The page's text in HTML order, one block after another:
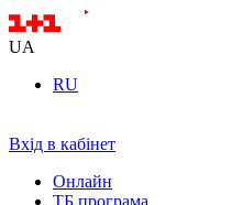
UA
RU
Вхід в кабінет
Онлайн
ТБ програма